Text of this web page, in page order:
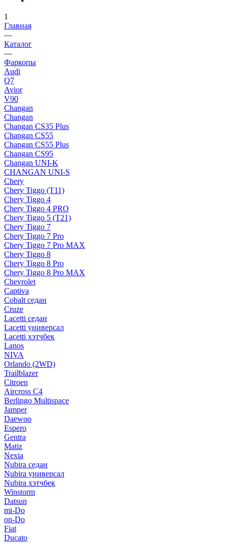
1
Главная
—
Каталог
—
Фаркопы
Audi
Q7
Avior
V90
Changan
Changan
Changan CS35 Plus
Changan CS55
Changan CS55 Plus
Changan CS95
Changan UNI-K
CHANGAN UNI-S
Chery
Chery Tiggo (Т11)
Chery Tiggo 4
Chery Tiggo 4 PRO
Chery Tiggo 5 (Т21)
Chery Tiggo 7
Chery Tiggo 7 Pro
Chery Tiggo 7 Pro MAX
Chery Tiggo 8
Chery Tiggo 8 Pro
Chery Tiggo 8 Pro MAX
Chevrolet
Captiva
Cobalt седан
Cruze
Lacetti седан
Lacetti универсал
Lacetti хэтчбек
Lanos
NIVA
Orlando (2WD)
Trailblazer
Citroen
Aircross C4
Berlingo Multispace
Jamper
Daewoo
Espero
Gentra
Matiz
Nexia
Nubira седан
Nubira универсал
Nubira хэтчбек
Winstorm
Datsun
mi-Do
on-Do
Fiat
Ducato